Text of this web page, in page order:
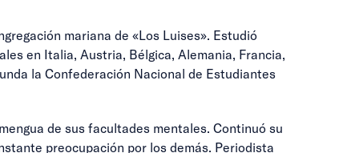
mariana de «Los Luises». Estudió
en Italia, Austria, Bélgica, Alemania, Francia,
la Confederación Nacional de Estudiantes
de sus facultades mentales. Continuó su
preocupación por los demás. Periodista